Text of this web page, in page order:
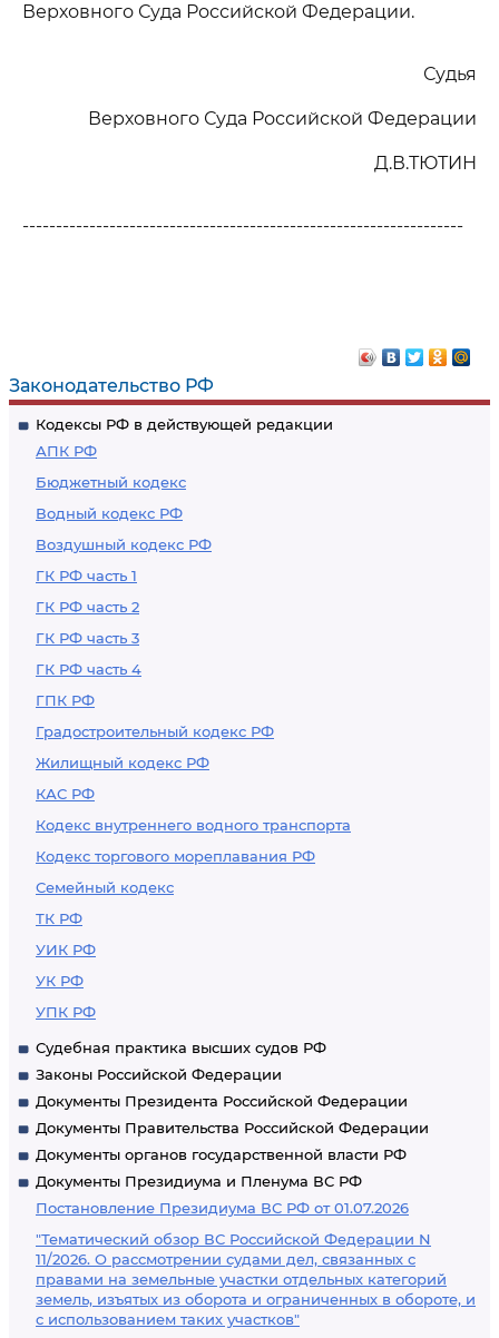
Законодательство РФ
Кодексы РФ в действующей редакции
АПК РФ
Бюджетный кодекс
Водный кодекс РФ
Воздушный кодекс РФ
ГК РФ часть 1
ГК РФ часть 2
ГК РФ часть 3
ГК РФ часть 4
ГПК РФ
Градостроительный кодекс РФ
Жилищный кодекс РФ
КАС РФ
Кодекс внутреннего водного транспорта
Кодекс торгового мореплавания РФ
Семейный кодекс
ТК РФ
УИК РФ
УК РФ
УПК РФ
Судебная практика высших судов РФ
Законы Российской Федерации
Документы Президента Российской Федерации
Документы Правительства Российской Федерации
Документы органов государственной власти РФ
Документы Президиума и Пленума ВС РФ
Постановление Президиума ВС РФ от 01.07.2026
"Тематический обзор ВС Российской Федерации N
11/2026. О рассмотрении судами дел, связанных с
правами на земельные участки отдельных категорий
земель, изъятых из оборота и ограниченных в обороте, и
с использованием таких участков"
Верховного Суда Российской Федерации.
Судья
Верховного Суда Российской Федерации
Д.В.ТЮТИН
------------------------------------------------------------------